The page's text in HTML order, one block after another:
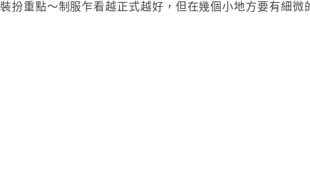
裝扮重點～制服乍看越正式越好，但在幾個小地方要有細微